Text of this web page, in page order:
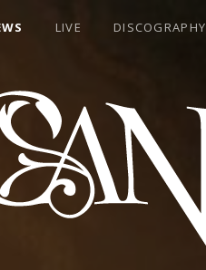
LIVE DISCOGRAPHY